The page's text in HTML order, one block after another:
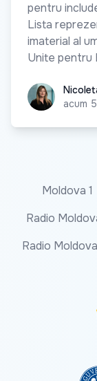
pentru
Lista
imaterial al
Unite pentru
Nicoleta
acum
Moldova 1
Radio
Radio